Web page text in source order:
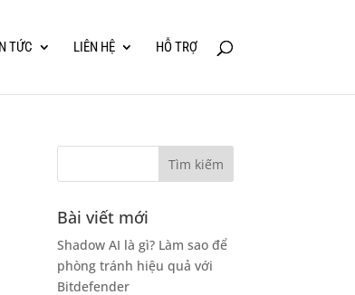
TỨC LIÊN HỆ HỖ TRỢ
Bài viết mới
Shadow AI là gì? Làm sao để
phòng tránh hiệu quả với
Bitdefender